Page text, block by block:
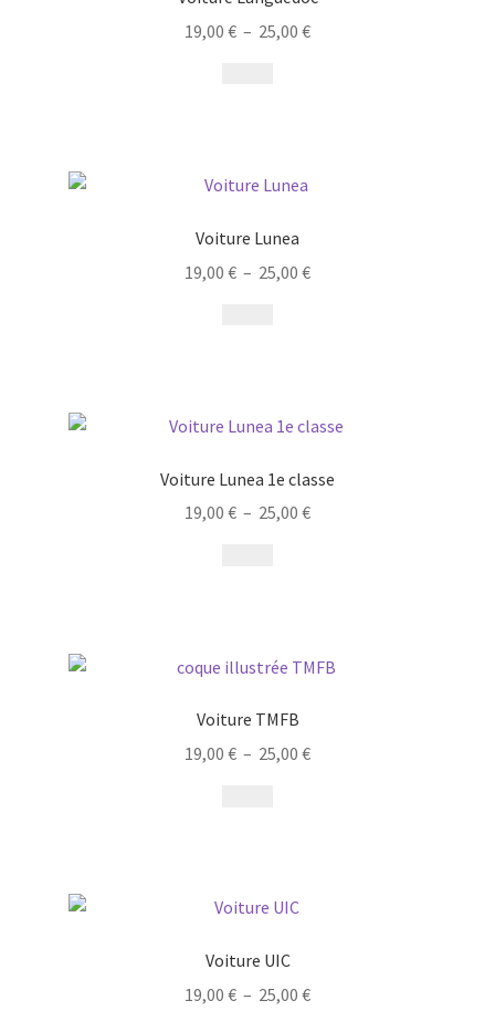
19,00 € – 25,00 €
Voiture Lunea
19,00 € – 25,00 €
Voiture Lunea 1e classe
19,00 € – 25,00 €
Voiture TMFB
19,00 € – 25,00 €
Voiture UIC
19,00 € – 25,00 €